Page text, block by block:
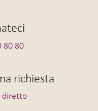
80 80
richiesta
diretto